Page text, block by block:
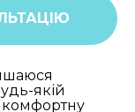
якій
комфортну